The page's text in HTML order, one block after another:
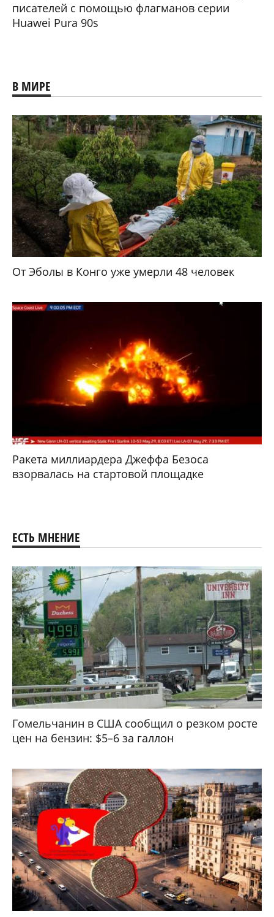
писателей с помощью флагманов серии
Huawei Pura 90s
В МИРЕ
От Эболы в Конго уже умерли 48 человек
Ракета миллиардера Джеффа Безоса
взорвалась на стартовой площадке
ЕСТЬ МНЕНИЕ
Гомельчанин в США сообщил о резком росте
цен на бензин: $5–6 за галлон